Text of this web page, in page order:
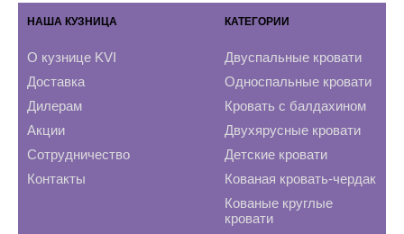
НАША КУЗНИЦА
О кузнице KVI
Доставка
Дилерам
Акции
Сотрудничество
Контакты
КАТЕГОРИИ
Двуспальные кровати
Односпальные кровати
Кровать с балдахином
Двухярусные кровати
Детские кровати
Кованая кровать-чердак
Кованые круглые
кровати